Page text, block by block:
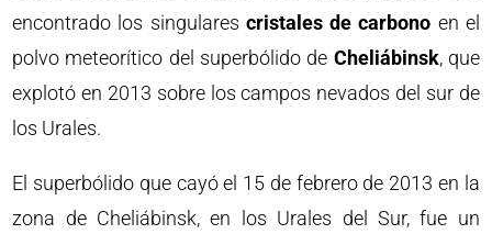
encontrado los singulares cristales de carbono en el
polvo meteorítico del superbólido de Cheliábinsk, que
explotó en 2013 sobre los campos nevados del sur de
los Urales.
El superbólido que cayó el 15 de febrero de 2013 en la
zona de Cheliábinsk, en los Urales del Sur, fue un